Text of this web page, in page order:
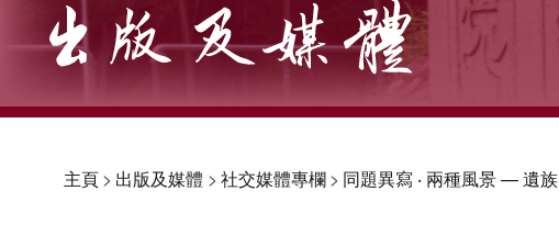
主頁> 出版及媒體 > 社交媒體專欄> 同題異寫 ‧ 兩種風景 — 遺族